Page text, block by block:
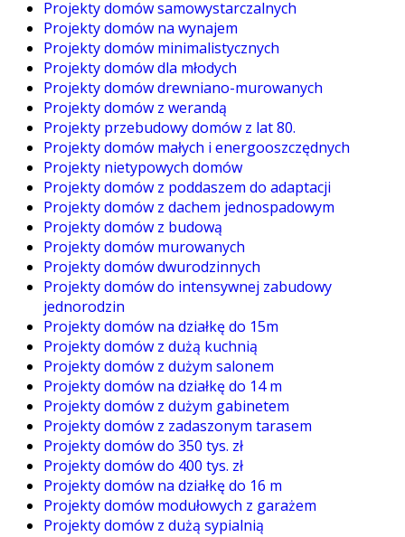
Projekty domów samowystarczalnych
Projekty domów na wynajem
Projekty domów minimalistycznych
Projekty domów dla młodych
Projekty domów drewniano-murowanych
Projekty domów z werandą
Projekty przebudowy domów z lat 80.
Projekty domów małych i energooszczędnych
Projekty nietypowych domów
Projekty domów z poddaszem do adaptacji
Projekty domów z dachem jednospadowym
Projekty domów z budową
Projekty domów murowanych
Projekty domów dwurodzinnych
Projekty domów do intensywnej zabudowy
jednorodzin
Projekty domów na działkę do 15m
Projekty domów z dużą kuchnią
Projekty domów z dużym salonem
Projekty domów na działkę do 14 m
Projekty domów z dużym gabinetem
Projekty domów z zadaszonym tarasem
Projekty domów do 350 tys. zł
Projekty domów do 400 tys. zł
Projekty domów na działkę do 16 m
Projekty domów modułowych z garażem
Projekty domów z dużą sypialnią